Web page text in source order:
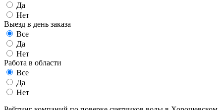
Да
Нет
Выезд в день заказа
Все
Да
Нет
Работа в области
Все
Да
Нет